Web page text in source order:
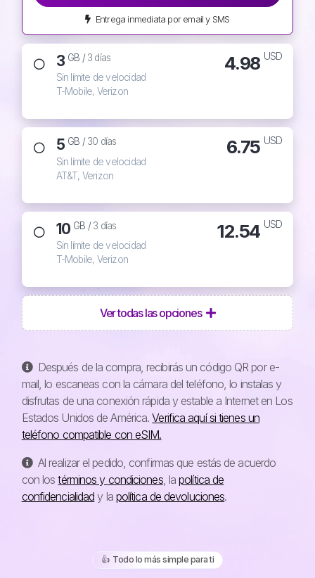
Entrega inmediata por email y SMS
3 GB /3 días
Sin límite de velocidad
T-Mobile, Verizon
4.98 USD
5 GB /30 días
Sin límite de velocidad
AT&T, Verizon
6.75 USD
10 GB /3 días
Sin límite de velocidad
T-Mobile, Verizon
12.54 USD
Ver todas las opciones
Después de la compra, recibirás un código QR por e-
mail, lo escaneas con la cámara del teléfono, lo instalas y
disfrutas de una conexión rápida y estable a Internet en Los
Estados Unidos de América.Verifica aquí si tienes un
teléfono compatible con eSIM.
Al realizar el pedido, confirmas que estás de acuerdo
con lostérminos y condiciones, lapolítica de
confidencialidad y la política de devoluciones.
👍️ Todo lo más simple para ti